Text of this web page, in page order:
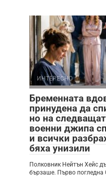
ИНТЕРЕСНО
Бременната
принудена да
но на
военни джипа
и всички
бяха унизили
Полковник Нейтън Хейс
бързаше. Първо погледна